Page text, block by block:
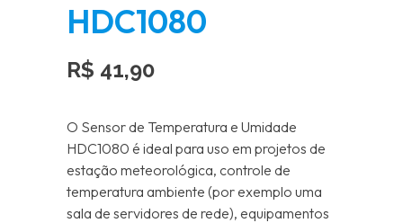
HDC1080
R$ 41,90
O Sensor de Temperatura e Umidade
HDC1080 é ideal para uso em projetos de
estação meteorológica, controle de
temperatura ambiente (por exemplo uma
sala de servidores de rede), equipamentos